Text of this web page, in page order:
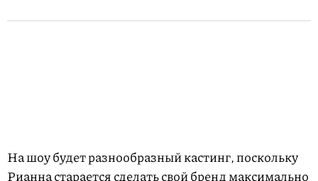
На шоу будет разнообразный кастинг, поскольку
Рианна старается сделать свой бренд максимально